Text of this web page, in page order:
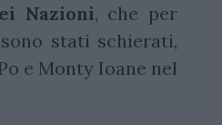
Nazioni, che per
stati schierati,
e Monty Ioane nel